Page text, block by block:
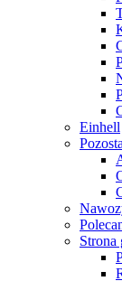
Einhell
Strona